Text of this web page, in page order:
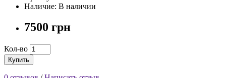
Наличие: В наличии
7500 грн
Кол-во
Купить